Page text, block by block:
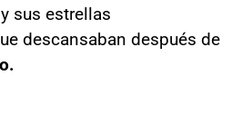
sus estrellas
descansaban después de